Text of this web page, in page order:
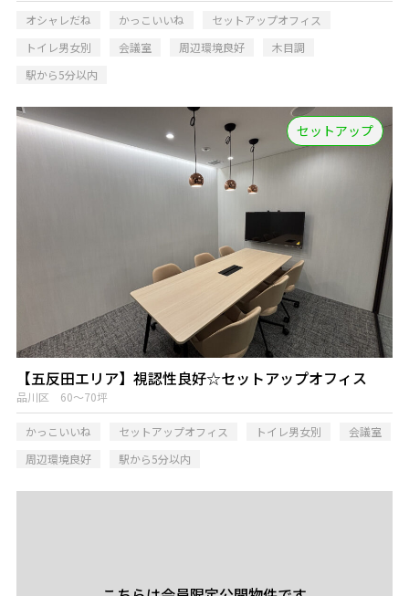
オシャレだね かっこいいね
セットアップオフィス
トイレ男女別
会議室 周辺環境良好
木目調
駅から5分以内
セットアップ
【五反田エリア】視認性良好☆セットアップオフィス
品川区 60～70坪
かっこいいね セットアップオフィス トイレ男女別
会議室
周辺環境良好
駅から5分以内